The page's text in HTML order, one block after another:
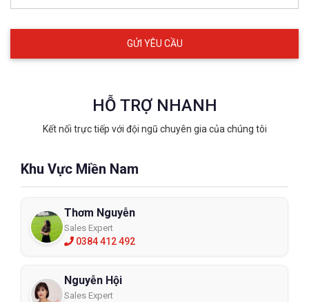
HỖ TRỢ NHANH
Kết nối trực tiếp với đội ngũ chuyên gia của chúng tôi
Khu Vực Miền Nam
Thơm Nguyễn
Sales Expert
0384 412 492
Nguyễn Hội
Sales Expert